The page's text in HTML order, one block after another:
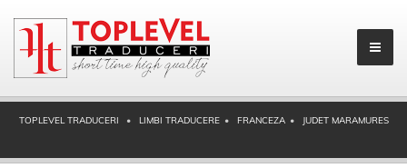
TOPLEVEL TRADUCERI LIMBI TRADUCERE FRANCEZA JUDET MARAMURES